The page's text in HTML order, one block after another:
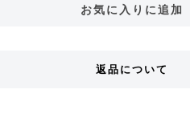
お気に入りに追加
返品について